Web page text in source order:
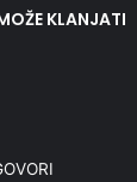
KLANJATI